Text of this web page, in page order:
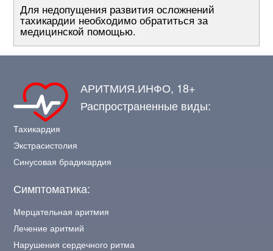
Для недопущения развития осложнений
тахикардии необходимо обратиться за
медицинской помощью.
АРИТМИЯ.ИНФО, 18+
Распространенные виды:
Тахикардия
Экстрасистолия
Синусовая брадикардия
Симптоматика:
Мерцательная аритмия
Лечение аритмий
Нарушения сердечного ритма